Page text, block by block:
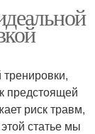
предстоящей
риск травм,
статье мы